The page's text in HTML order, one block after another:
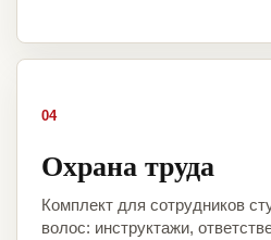
04
Охрана труда
Комплект для сотрудников
волос: инструктажи,